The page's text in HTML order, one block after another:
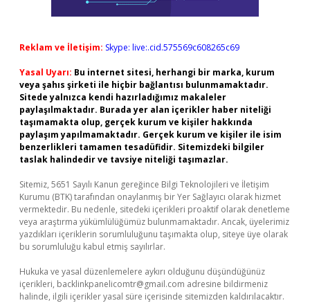
Reklam ve İletişim: Skype: live:.cid.575569c608265c69
Yasal Uyarı: Bu internet sitesi, herhangi bir marka, kurum
veya şahıs şirketi ile hiçbir bağlantısı bulunmamaktadır.
Sitede yalnızca kendi hazırladığımız makaleler
paylaşılmaktadır. Burada yer alan içerikler haber niteliği
taşımamakta olup, gerçek kurum ve kişiler hakkında
paylaşım yapılmamaktadır. Gerçek kurum ve kişiler ile isim
benzerlikleri tamamen tesadüfidir. Sitemizdeki bilgiler
taslak halindedir ve tavsiye niteliği taşımazlar.
Sitemiz, 5651 Sayılı Kanun gereğince Bilgi Teknolojileri ve İletişim
Kurumu (BTK) tarafından onaylanmış bir Yer Sağlayıcı olarak hizmet
vermektedir. Bu nedenle, sitedeki içerikleri proaktif olarak denetleme
veya araştırma yükümlülüğümüz bulunmamaktadır. Ancak, üyelerimiz
yazdıkları içeriklerin sorumluluğunu taşımakta olup, siteye üye olarak
bu sorumluluğu kabul etmiş sayılırlar.
Hukuka ve yasal düzenlemelere aykırı olduğunu düşündüğünüz
içerikleri, backlinkpanelicomtr@gmail.com adresine bildirmeniz
halinde, ilgili içerikler yasal süre içerisinde sitemizden kaldırılacaktır.